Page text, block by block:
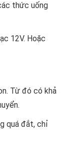
thức uống
12V. Hoặc
Từ đó có khả
quá đắt, chỉ